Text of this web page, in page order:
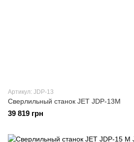
Артикул: JDP-13
Cверлильный станок JET JDP-13M
39 819 грн